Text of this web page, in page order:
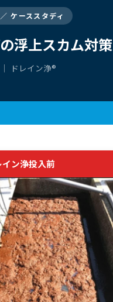
ケーススタディ
浮上スカム対策
ドレイン浄®
イン浄投入前